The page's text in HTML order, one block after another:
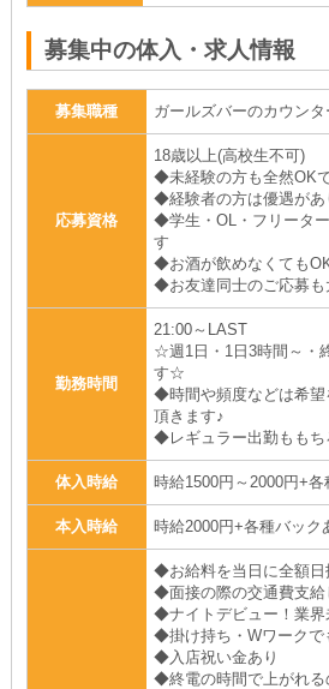
募集中の体入・求人情報
募集職種 ガールズバーのカウンタ
応募資格
18歳以上(高校生不可)
◆未経験の方も全然OK
◆経験者の方は優遇があ
◆学生・OL・フリータ
す
◆お酒が飲めなくても
◆お友達同士のご応募も
勤務時間
21:00～LAST
☆週1日・1日3時間～・
す☆
◆時間や頻度などは希望
頂きます♪
◆レギュラー出勤ももち
体入時給 時給1500円～2000円+各
本入時給 時給2000円+各種バック
◆お給料を当日に全額日
◆面接の際の交通費支給
◆ナイトデビュー！業界
◆掛け持ち・Wワークで
◆入店祝い金あり
◆終電の時間で上がれる